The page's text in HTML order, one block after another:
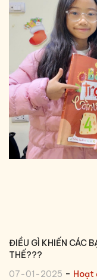
ĐIỀU GÌ KHIẾN CÁC
THẾ???
07-01-2025 - Hoạt